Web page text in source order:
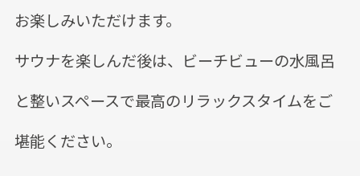
お楽しみいただけます。
サウナを楽しんだ後は、ビーチビューの水風呂
と整いスペースで最高のリラックスタイムをご
堪能ください。